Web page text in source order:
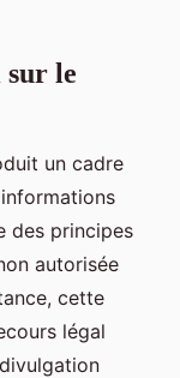
sur le
un cadre
des principes
autorisée
cette
légal